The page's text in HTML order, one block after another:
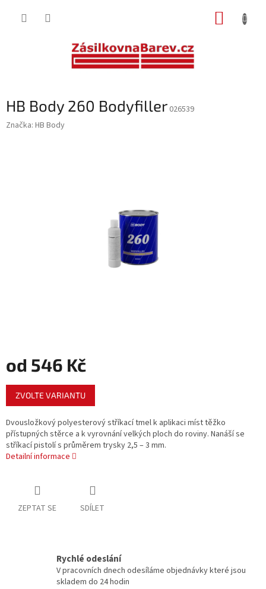
HB Body 260 Bodyfiller 026539
Značka: HB Body
od 546 Kč
Měrná
cena:
ZVOLTE VARIANTU
Dvousložkový polyesterový stříkací tmel k aplikaci míst těžko
přístupných stěrce a k vyrovnání velkých ploch do roviny. Nanáší se
stříkací pistolí s průměrem trysky 2,5 – 3 mm.
Detailní informace
ZEPTAT SE SDÍLET
Rychlé odeslání
V pracovních dnech odesíláme objednávky které jsou
skladem do 24 hodin